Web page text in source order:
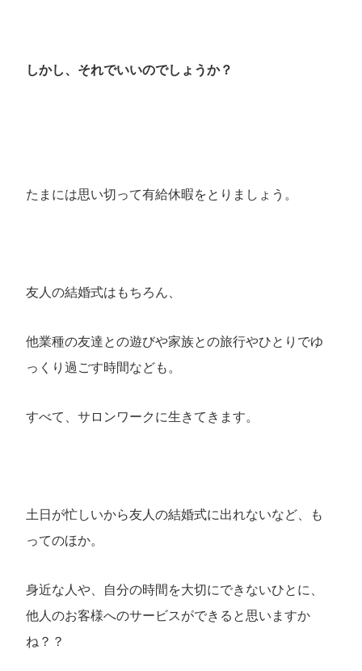
しかし、それでいいのでしょうか？
たまには思い切って有給休暇をとりましょう。
友人の結婚式はもちろん、
他業種の友達との遊びや家族との旅行やひとりでゆ
っくり過ごす時間なども。
すべて、サロンワークに生きてきます。
土日が忙しいから友人の結婚式に出れないなど、も
ってのほか。
身近な人や、自分の時間を大切にできないひとに、
他人のお客様へのサービスができると思いますか
ね？？